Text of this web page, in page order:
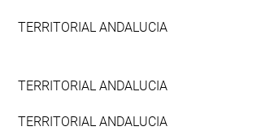
TERRITORIAL ANDALUCIA
TERRITORIAL ANDALUCIA
TERRITORIAL ANDALUCIA